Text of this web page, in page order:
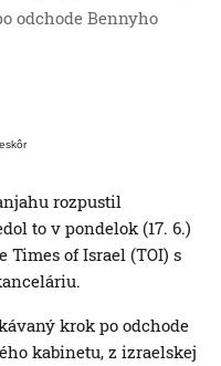
odchode Bennyho
rozpustil
to v pondelok (17. 6.)
of Israel (TOI) s
krok po odchode
kabinetu, z izraelskej